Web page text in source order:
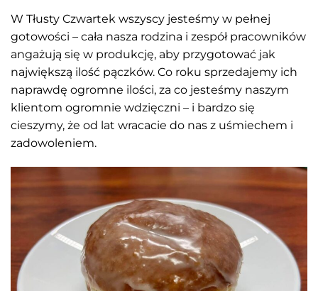
W Tłusty Czwartek wszyscy jesteśmy w pełnej
gotowości – cała nasza rodzina i zespół pracowników
angażują się w produkcję, aby przygotować jak
największą ilość pączków. Co roku sprzedajemy ich
naprawdę ogromne ilości, za co jesteśmy naszym
klientom ogromnie wdzięczni – i bardzo się
cieszymy, że od lat wracacie do nas z uśmiechem i
zadowoleniem.